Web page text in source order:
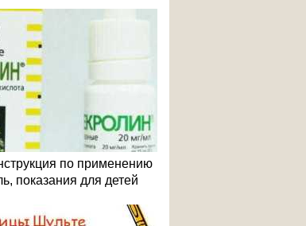
по применению
показания для детей